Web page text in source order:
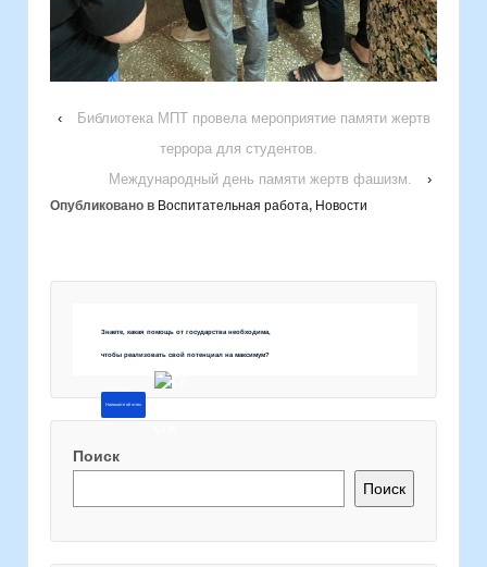
‹
Библиотека МПТ провела мероприятие памяти жертв
террора для студентов.
Международный день памяти жертв фашизм.
›
Опубликовано в Воспитательная работа, Новости
Знаете, какая помощь от государства необходима,
чтобы реализовать свой потенциал на максимум?
Напишите об этом
Поиск
Поиск